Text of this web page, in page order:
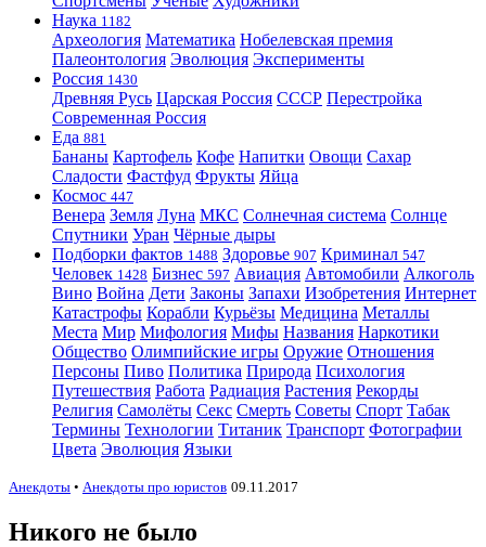
Наука 1182
Археология Математика Нобелевская премия
Палеонтология Эволюция Эксперименты
Россия 1430
Древняя Русь Царская Россия СССР Перестройка
Современная Россия
Еда 881
Бананы Картофель Кофе Напитки Овощи Сахар
Сладости Фастфуд Фрукты Яйца
Космос 447
Венера Земля Луна МКС Солнечная система Солнце
Спутники Уран Чёрные дыры
Подборки фактов 1488 Здоровье 907 Криминал 547
Человек 1428 Бизнес 597 Авиация Автомобили Алкоголь
Вино Война Дети Законы Запахи Изобретения Интернет
Катастрофы Корабли Курьёзы Медицина Металлы
Места Мир Мифология Мифы Названия Наркотики
Общество Олимпийские игры Оружие Отношения
Персоны Пиво Политика Природа Психология
Путешествия Работа Радиация Растения Рекорды
Религия Самолёты Секс Смерть Советы Спорт Табак
Термины Технологии Титаник Транспорт Фотографии
Цвета Эволюция Языки
Анекдоты • Анекдоты про юристов 09.11.2017
Никого не было